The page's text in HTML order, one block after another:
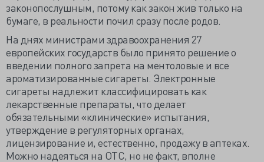
законопослушным, потому как закон жив только на
бумаге, в реальности почил сразу после родов.
На днях министрами здравоохранения 27
европейских государств было принято решение о
введении полного запрета на ментоловые и все
ароматизированные сигареты. Электронные
сигареты надлежит классифицировать как
лекарственные препараты, что делает
обязательными «клинические» испытания,
утверждение в регуляторных органах,
лицензирование и, естественно, продажу в аптеках.
Можно надеяться на ОТС, но не факт, вполне